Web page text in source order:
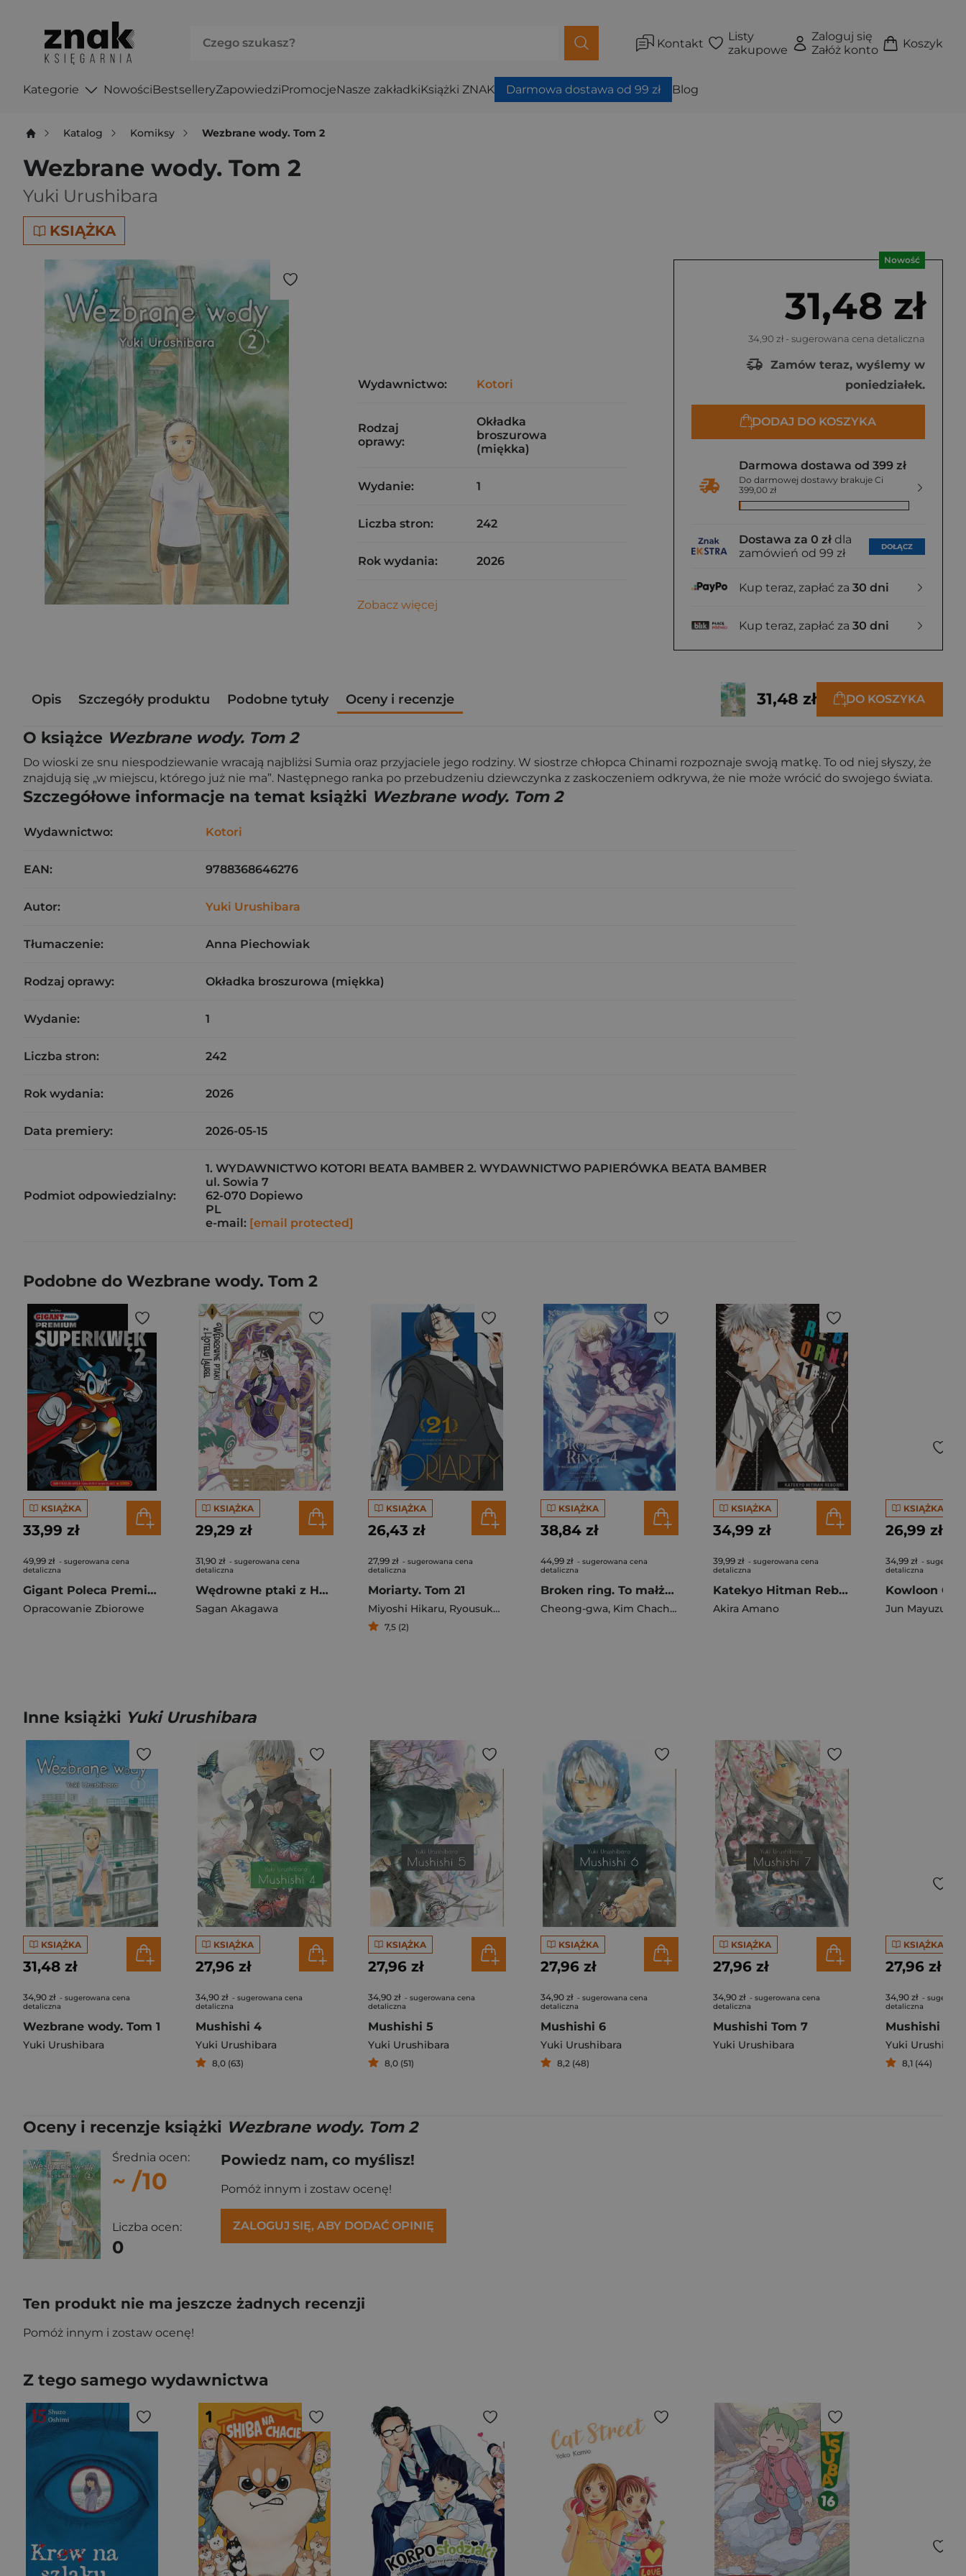
Kontakt
Listy
zakupowe
Zaloguj się
Załóż konto
Koszyk
Kategorie NowościBestselleryZapowiedziPromocjeNasze zakładkiKsiążki ZNAK Darmowa dostawa od 99 zł Blog
Katalog Komiksy Wezbrane wody. Tom 2
Wezbrane wody. Tom 2
Yuki Urushibara
KSIĄŻKA
Nowość
31,48 zł
34,90 zł - sugerowana cena detaliczna
Zamów teraz, wyślemy w
poniedziałek.
DODAJ DO KOSZYKA
Darmowa dostawa od 399 zł
Do darmowej dostawy brakuje Ci
399,00 zł
Dostawa za 0 zł dla
zamówień od 99 zł
DOŁĄCZ
Kup teraz, zapłać za 30 dni
Kup teraz, zapłać za 30 dni
Wydawnictwo: Kotori
Rodzaj
oprawy:
Okładka
broszurowa
(miękka)
Wydanie: 1
Liczba stron: 242
Rok wydania: 2026
Zobacz więcej
Opis Szczegóły produktu Podobne tytuły Oceny i recenzje 31,48 zł DO KOSZYKA
O książce Wezbrane wody. Tom 2
Do wioski ze snu niespodziewanie wracają najbliżsi Sumia oraz przyjaciele jego rodziny. W siostrze chłopca Chinami rozpoznaje swoją matkę. To od niej słyszy, że
znajdują się „w miejscu, którego już nie ma”. Następnego ranka po przebudzeniu dziewczynka z zaskoczeniem odkrywa, że nie może wrócić do swojego świata.
Szczegółowe informacje na temat książki Wezbrane wody. Tom 2
Wydawnictwo: Kotori
EAN: 9788368646276
Autor: Yuki Urushibara
Tłumaczenie: Anna Piechowiak
Rodzaj oprawy: Okładka broszurowa (miękka)
Wydanie: 1
Liczba stron: 242
Rok wydania: 2026
Data premiery: 2026-05-15
Podmiot odpowiedzialny:
1. WYDAWNICTWO KOTORI BEATA BAMBER 2. WYDAWNICTWO PAPIERÓWKA BEATA BAMBER
ul. Sowia 7
62-070 Dopiewo
PL
e-mail: [email protected]
Podobne do Wezbrane wody. Tom 2
KSIĄŻKA
33,99 zł
49,99 zł - sugerowana cena
detaliczna
Gigant Poleca Premium. Tom 3/2026. Superkwęk 2
Opracowanie Zbiorowe
KSIĄŻKA
29,29 zł
31,90 zł - sugerowana cena
detaliczna
Wędrowne ptaki z Hotelu Laurel. Tom 1
Sagan Akagawa
KSIĄŻKA
26,43 zł
27,99 zł - sugerowana cena
detaliczna
Moriarty. Tom 21
Miyoshi Hikaru, Ryousuke Takeuchi
7,5 (2)
KSIĄŻKA
38,84 zł
44,99 zł - sugerowana cena
detaliczna
Broken ring. To małżeństwo i tak się rozpadnie. Tom 4
Cheong-gwa, Kim Chacha , CHOKAM
KSIĄŻKA
34,99 zł
39,99 zł - sugerowana cena
detaliczna
Katekyo Hitman Reborn! Tom 11
Akira Amano
KSIĄŻKA
26,99 zł
34,99 zł -
detaliczna
Jun Mayuzuki
Inne książki Yuki Urushibara
KSIĄŻKA
31,48 zł
34,90 zł - sugerowana cena
detaliczna
Wezbrane wody. Tom 1
Yuki Urushibara
KSIĄŻKA
27,96 zł
34,90 zł - sugerowana cena
detaliczna
Mushishi 4
Yuki Urushibara
8,0 (63)
KSIĄŻKA
27,96 zł
34,90 zł - sugerowana cena
detaliczna
Mushishi 5
Yuki Urushibara
8,0 (51)
KSIĄŻKA
27,96 zł
34,90 zł - sugerowana cena
detaliczna
Mushishi 6
Yuki Urushibara
8,2 (48)
KSIĄŻKA
27,96 zł
34,90 zł - sugerowana cena
detaliczna
Mushishi Tom 7
Yuki Urushibara
KSIĄŻKA
27,96 zł
34,90 zł -
detaliczna
Mushishi 8
Yuki Urushibara
8,1 (44)
Oceny i recenzje książki Wezbrane wody. Tom 2
Średnia ocen:
~ /10
Liczba ocen:
0
Powiedz nam, co myślisz!
Pomóż innym i zostaw ocenę!
ZALOGUJ SIĘ, ABY DODAĆ OPINIĘ
Ten produkt nie ma jeszcze żadnych recenzji
Pomóż innym i zostaw ocenę!
Z tego samego wydawnictwa